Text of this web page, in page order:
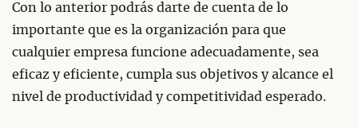
Con lo anterior podrás darte de cuenta de lo
importante que es la organización para que
cualquier empresa funcione adecuadamente, sea
eficaz y eficiente, cumpla sus objetivos y alcance el
nivel de productividad y competitividad esperado.